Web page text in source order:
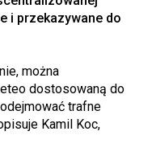
i przekazywane do
można
dostosowaną do
trafne
Kamil Koc,